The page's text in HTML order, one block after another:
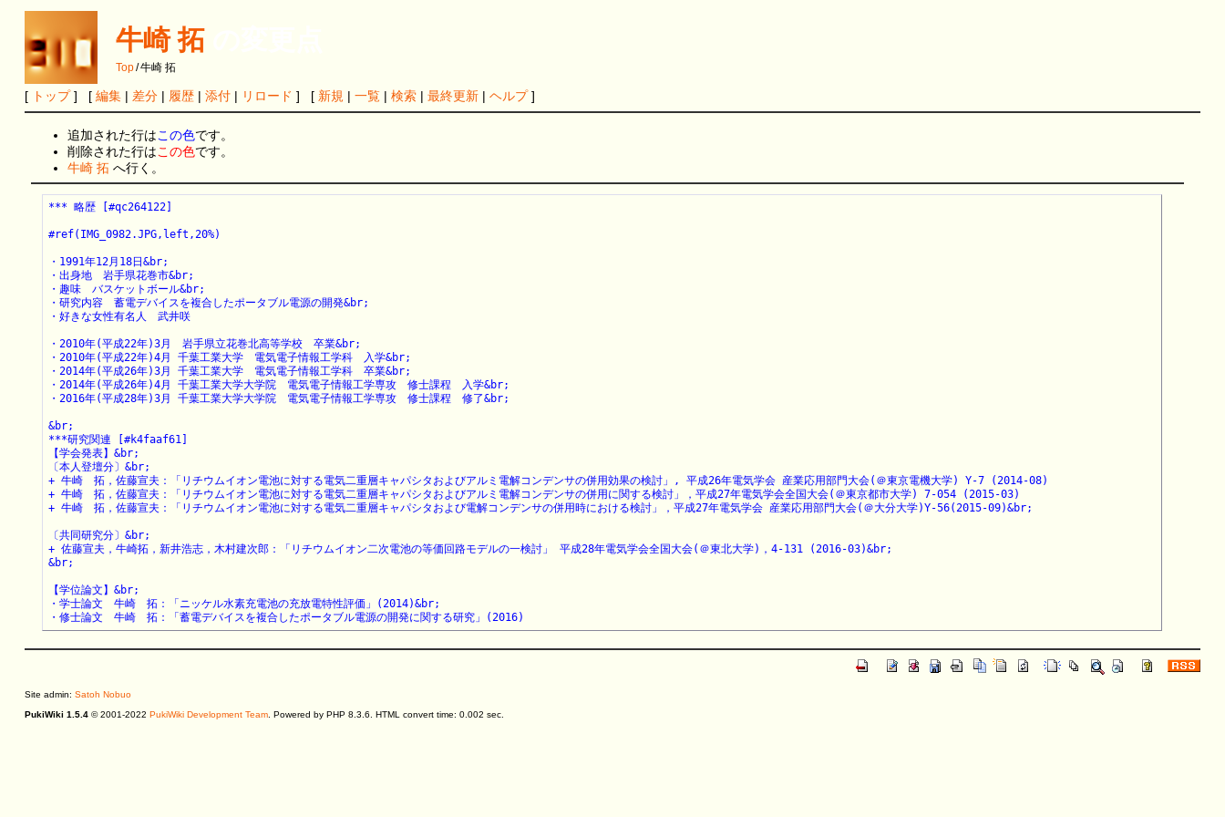
牛崎 拓の変更点
Top/牛崎 拓
[ トップ] [ 編集| 差分| 履歴| 添付| リロード ] [ 新規 | 一覧| 検索| 最終更新| ヘルプ]
追加された行はこの色です。
削除された行はこの色です。
牛崎 拓 へ行く。
*** 略歴 [#qc264122]
#ref(IMG_0982.JPG,left,20%)
・1991年12月18日&br;
・出身地　岩手県花巻市&br;
・趣味　バスケットボール&br;
・研究内容　蓄電デバイスを複合したポータブル電源の開発&br;
・好きな女性有名人　武井咲
・2010年(平成22年)3月　岩手県立花巻北高等学校　卒業&br;
・2010年(平成22年)4月 千葉工業大学　電気電子情報工学科　入学&br;
・2014年(平成26年)3月 千葉工業大学　電気電子情報工学科　卒業&br;
・2014年(平成26年)4月 千葉工業大学大学院　電気電子情報工学専攻　修士課程　入学&br;
・2016年(平成28年)3月 千葉工業大学大学院　電気電子情報工学専攻　修士課程　修了&br;
&br;
***研究関連 [#k4faaf61]
【学会発表】&br;
〔本人登壇分〕&br;
+ 牛崎　拓，佐藤宣夫：「リチウムイオン電池に対する電気二重層キャパシタおよびアルミ電解コンデンサの併用効果の検討」, 平成26年電気学会 産業応用部門大会(＠東京電機大学) Y-7 (2014-08)
+ 牛崎　拓，佐藤宣夫：「リチウムイオン電池に対する電気二重層キャパシタおよびアルミ電解コンデンサの併用に関する検討」，平成27年電気学会全国大会(＠東京都市大学) 7-054 (2015-03)
+ 牛崎　拓，佐藤宣夫：「リチウムイオン電池に対する電気二重層キャパシタおよび電解コンデンサの併用時における検討」，平成27年電気学会 産業応用部門大会(＠大分大学)Y-56(2015-09)&br;
〔共同研究分〕&br;
+ 佐藤宣夫，牛崎拓，新井浩志，木村建次郎：「リチウムイオン二次電池の等価回路モデルの一検討」 平成28年電気学会全国大会(＠東北大学)，4-131 (2016-03)&br;
&br;
【学位論文】&br;
・学士論文　牛崎　拓：「ニッケル水素充電池の充放電特性評価」(2014)&br;
・修士論文　牛崎　拓：「蓄電デバイスを複合したポータブル電源の開発に関する研究」(2016)
Site admin: Satoh Nobuo
PukiWiki 1.5.4© 2001-2022 PukiWiki Development Team. Powered by PHP 8.3.6. HTML convert time: 0.002 sec.